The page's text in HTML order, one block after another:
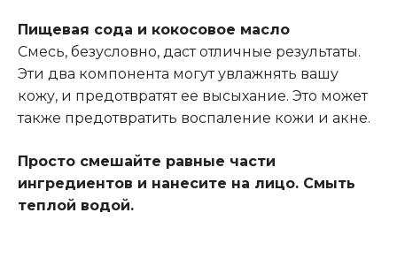
Пищевая сода и кокосовое масло
Смесь, безусловно, даст отличные результаты.
Эти два компонента могут увлажнять вашу
кожу, и предотвратят ее высыхание. Это может
также предотвратить воспаление кожи и акне.
Просто смешайте равные части
ингредиентов и нанесите на лицо. Смыть
теплой водой.